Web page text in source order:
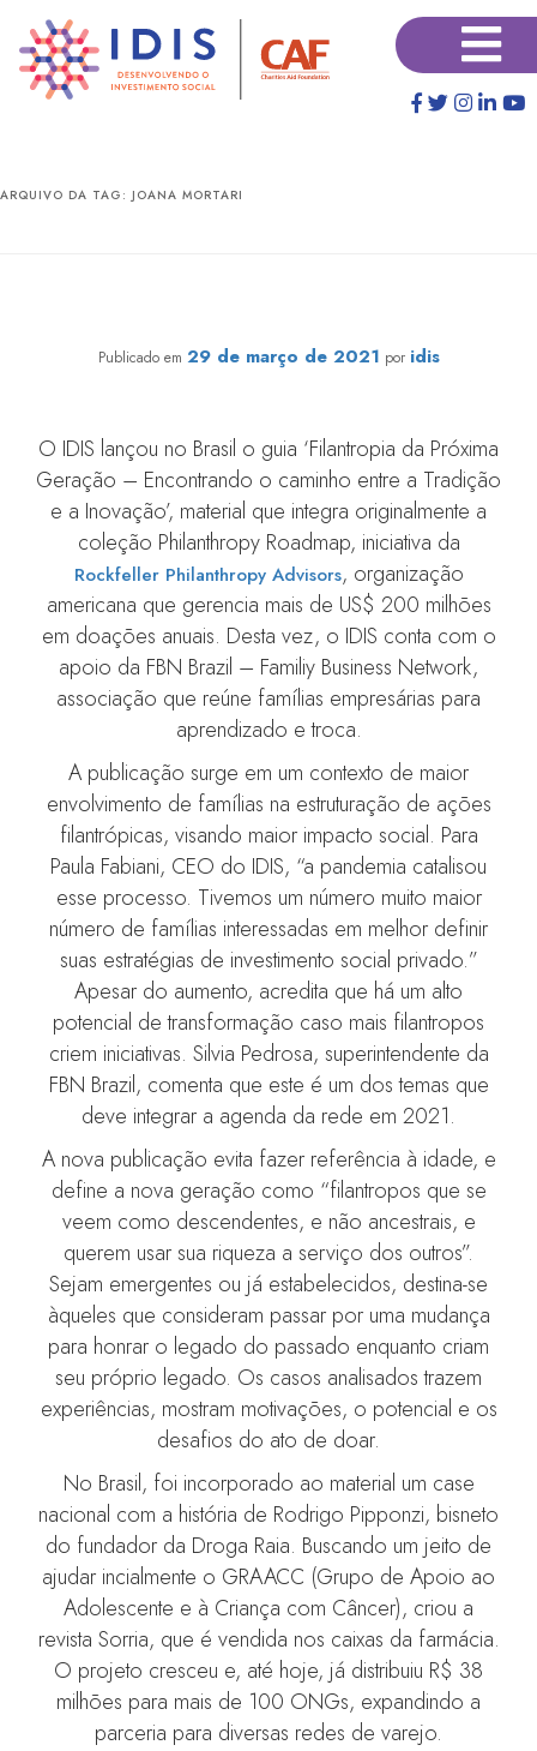
para
conteúdo
para
conteúdo
×
ARQUIVO DA TAG:JOANA MORTARI
Publicado em 29 de março de 2021 por idis
O IDIS lançou no Brasil o guia ‘Filantropia da Próxima
Geração – Encontrando o caminho entre a Tradição
e a Inovação’, material que integra originalmente a
coleção Philanthropy Roadmap, iniciativa da
Rockfeller Philanthropy Advisors, organização
americana que gerencia mais de US$ 200 milhões
em doações anuais. Desta vez, o IDIS conta com o
apoio da FBN Brazil – Familiy Business Network,
associação que reúne famílias empresárias para
aprendizado e troca.
A publicação surge em um contexto de maior
envolvimento de famílias na estruturação de ações
filantrópicas, visando maior impacto social. Para
Paula Fabiani, CEO do IDIS, “a pandemia catalisou
esse processo. Tivemos um número muito maior
número de famílias interessadas em melhor definir
suas estratégias de investimento social privado.”
Apesar do aumento, acredita que há um alto
potencial de transformação caso mais filantropos
criem iniciativas. Silvia Pedrosa, superintendente da
FBN Brazil, comenta que este é um dos temas que
deve integrar a agenda da rede em 2021.
A nova publicação evita fazer referência à idade, e
define a nova geração como “filantropos que se
veem como descendentes, e não ancestrais, e
querem usar sua riqueza a serviço dos outros”.
Sejam emergentes ou já estabelecidos, destina-se
àqueles que consideram passar por uma mudança
para honrar o legado do passado enquanto criam
seu próprio legado. Os casos analisados trazem
experiências, mostram motivações, o potencial e os
desafios do ato de doar.
No Brasil, foi incorporado ao material um case
nacional com a história de Rodrigo Pipponzi, bisneto
do fundador da Droga Raia. Buscando um jeito de
ajudar incialmente o GRAACC (Grupo de Apoio ao
Adolescente e à Criança com Câncer), criou a
revista Sorria, que é vendida nos caixas da farmácia.
O projeto cresceu e, até hoje, já distribuiu R$ 38
milhões para mais de 100 ONGs, expandindo a
parceria para diversas redes de varejo.